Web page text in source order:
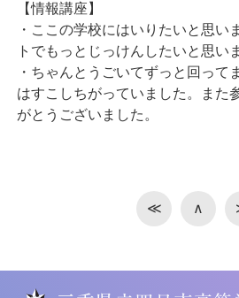
【情報講座】
・ここの学校にはいりたいと思い
トでもっとじっけんしたいと思い
・ちゃんとうごいてずっと回って
はすこしちがっていました。また
がとうございました。
≪ ∧